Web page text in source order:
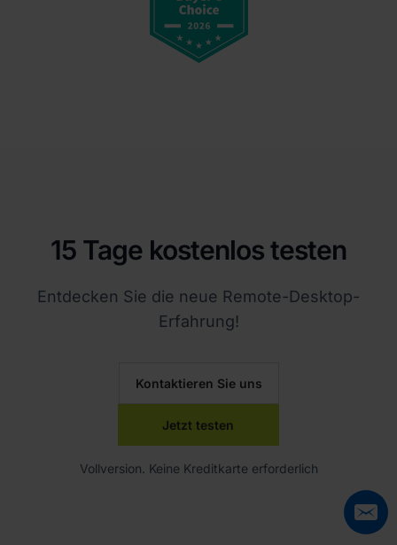
15 Tage kostenlos testen
Entdecken Sie die neue Remote-Desktop-
Erfahrung!
Kontaktieren Sie uns
Jetzt testen
Vollversion. Keine Kreditkarte erforderlich